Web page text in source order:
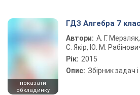
показати
обкладинку
ГДЗ Алгебра 7 клас
Автори: А. Г.
С. Якір, Ю. М.
Рік: 2015
Опис: Збірник задач